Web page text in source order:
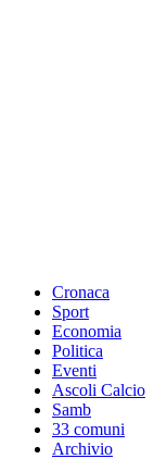
Cronaca
Sport
Economia
Politica
Eventi
Ascoli Calcio
Samb
33 comuni
Archivio